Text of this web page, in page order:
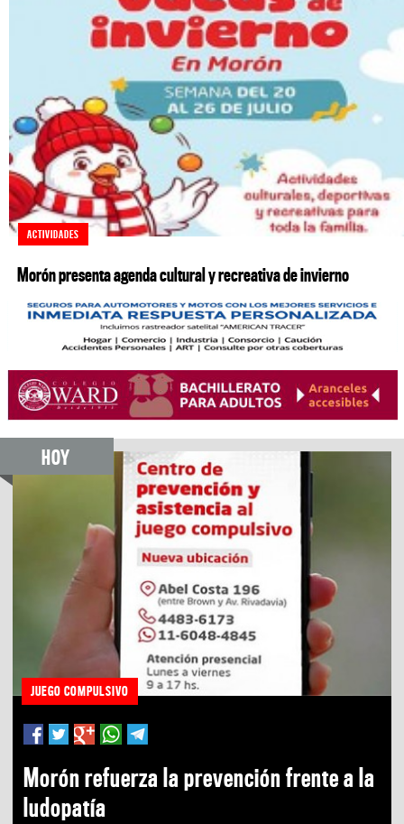
ACTIVIDADES
Morón presenta agenda cultural y recreativa de invierno
HOY
JUEGO COMPULSIVO
Morón refuerza la prevención frente a la
ludopatía